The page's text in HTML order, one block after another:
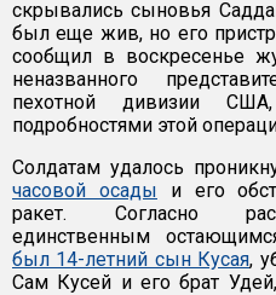
скрывались сыновья
был еще жив, но его
сообщил в воскресенье
неназванного
пехотной дивизии
подробностями этой
Солдатам удалось
часовой осады и его
ракет. Согласно
единственным
был 14-летний сын Кусая,
Сам Кусей и его брат